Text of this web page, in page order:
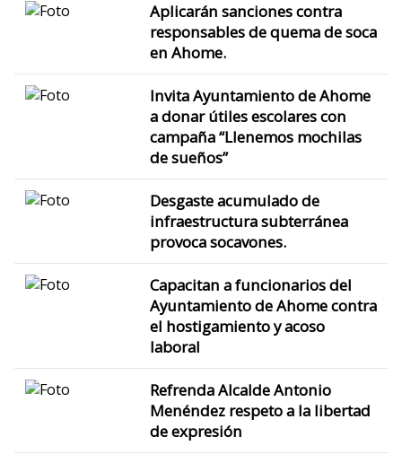
Aplicarán sanciones contra
responsables de quema de soca
en Ahome.
Invita Ayuntamiento de Ahome
a donar útiles escolares con
campaña “Llenemos mochilas
de sueños”
Desgaste acumulado de
infraestructura subterránea
provoca socavones.
Capacitan a funcionarios del
Ayuntamiento de Ahome contra
el hostigamiento y acoso
laboral
Refrenda Alcalde Antonio
Menéndez respeto a la libertad
de expresión